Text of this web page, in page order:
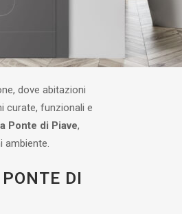
dove abitazioni
curate, funzionali e
Ponte di Piave,
ambiente.
DI